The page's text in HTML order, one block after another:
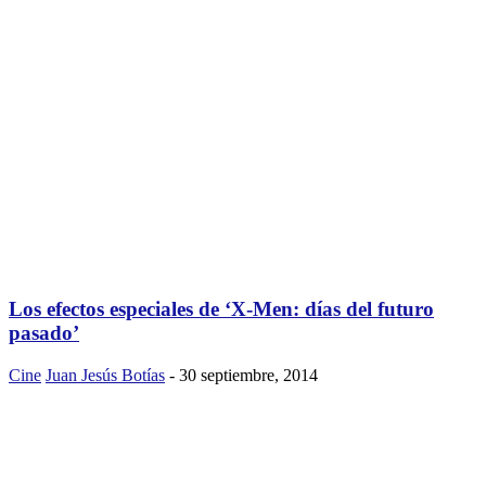
Los efectos especiales de ‘X-Men: días del futuro
pasado’
Cine Juan Jesús Botías - 30 septiembre, 2014